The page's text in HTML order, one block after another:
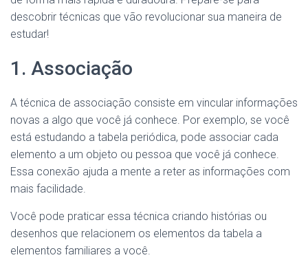
descobrir técnicas que vão revolucionar sua maneira de
estudar!
1. Associação
A técnica de associação consiste em vincular informações
novas a algo que você já conhece. Por exemplo, se você
está estudando a tabela periódica, pode associar cada
elemento a um objeto ou pessoa que você já conhece.
Essa conexão ajuda a mente a reter as informações com
mais facilidade.
Você pode praticar essa técnica criando histórias ou
desenhos que relacionem os elementos da tabela a
elementos familiares a você.